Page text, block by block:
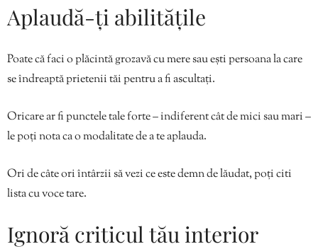
Aplaudă-ți abilitățile
Poate că faci o plăcintă grozavă cu mere sau ești persoana la care
se îndreaptă prietenii tăi pentru a fi ascultați.
Oricare ar fi punctele tale forte – indiferent cât de mici sau mari –
le poți nota ca o modalitate de a te aplauda.
Ori de câte ori întârzii să vezi ce este demn de lăudat, poți citi
lista cu voce tare.
Ignoră criticul tău interior